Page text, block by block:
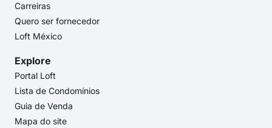
Carreiras
Quero ser fornecedor
Loft México
Explore
Portal Loft
Lista de Condomínios
Guia de Venda
Mapa do site